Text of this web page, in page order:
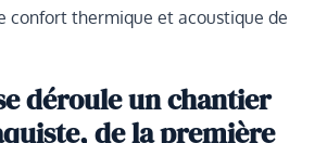
confort thermique et acoustique de
déroule un chantier
de la première